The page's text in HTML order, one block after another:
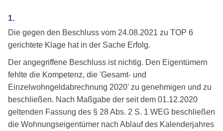
1.
Die gegen den Beschluss vom 24.08.2021 zu TOP 6
gerichtete Klage hat in der Sache Erfolg.
Der angegriffene Beschluss ist nichtig. Den Eigentümern
fehlte die Kompetenz, die 'Gesamt- und
Einzelwohngeldabrechnung 2020' zu genehmigen und zu
beschließen. Nach Maßgabe der seit dem 01.12.2020
geltenden Fassung des § 28 Abs. 2 S. 1 WEG beschließen
die Wohnungseigentümer nach Ablauf des Kalenderjahres